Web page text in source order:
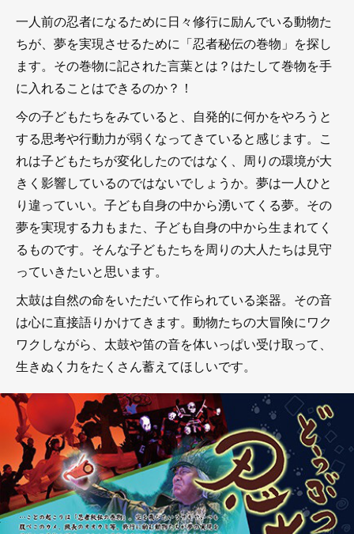
一人前の忍者になるために日々修行に励んでいる動物た
ちが、夢を実現させるために「忍者秘伝の巻物」を探し
ます。その巻物に記された言葉とは？はたして巻物を手
に入れることはできるのか？！
今の子どもたちをみていると、自発的に何かをやろうと
する思考や行動力が弱くなってきていると感じます。こ
れは子どもたちが変化したのではなく、周りの環境が大
きく影響しているのではないでしょうか。夢は一人ひと
り違っていい。子ども自身の中から湧いてくる夢。その
夢を実現する力もまた、子ども自身の中から生まれてく
るものです。そんな子どもたちを周りの大人たちは見守
っていきたいと思います。
太鼓は自然の命をいただいて作られている楽器。その音
は心に直接語りかけてきます。動物たちの大冒険にワク
ワクしながら、太鼓や笛の音を体いっぱい受け取って、
生きぬく力をたくさん蓄えてほしいです。